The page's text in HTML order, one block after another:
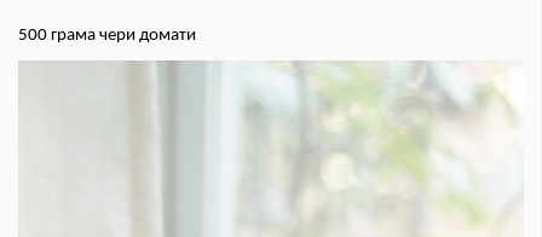
ПОСЛЕДВАЙТЕ
НИ
500 грама чери домати